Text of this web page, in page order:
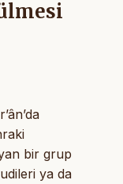
bir grup
ya da